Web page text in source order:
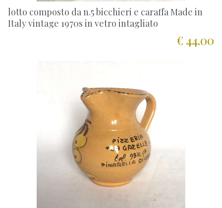
lotto composto da n.5 bicchieri e caraffa Made in
Italy vintage 1970s in vetro intagliato
€ 44.00